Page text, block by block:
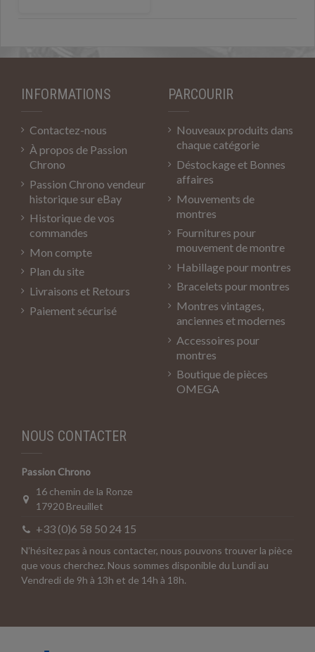
INFORMATIONS
Contactez-nous
À propos de Passion
Chrono
Passion Chrono vendeur
historique sur eBay
Historique de vos
commandes
Mon compte
Plan du site
Livraisons et Retours
Paiement sécurisé
PARCOURIR
Nouveaux produits dans
chaque catégorie
Déstockage et Bonnes
affaires
Mouvements de
montres
Fournitures pour
mouvement de montre
Habillage pour montres
Bracelets pour montres
Montres vintages,
anciennes et modernes
Accessoires pour
montres
Boutique de pièces
OMEGA
NOUS CONTACTER
Passion Chrono
16 chemin de la Ronze
17920 Breuillet
+33 (0)6 58 50 24 15
N’hésitez pas à nous contacter, nous pouvons trouver la pièce
que vous cherchez. Nous sommes disponible du Lundi au
Vendredi de 9h à 13h et de 14h à 18h.